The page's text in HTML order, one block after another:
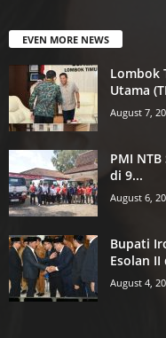
EVEN MORE NEWS
Lombok
Utama
August 7,
PMI
di 9...
August 6,
Bupati
Esolan II
August 4,